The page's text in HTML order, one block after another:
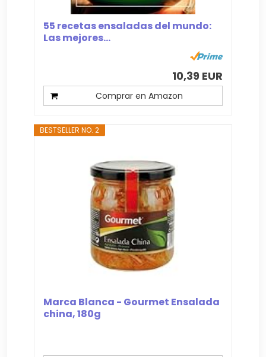
55 recetas ensaladas del mundo:
Las mejores...
10,39 EUR
Comprar en Amazon
BESTSELLER NO. 2
Marca Blanca - Gourmet Ensalada
china, 180g